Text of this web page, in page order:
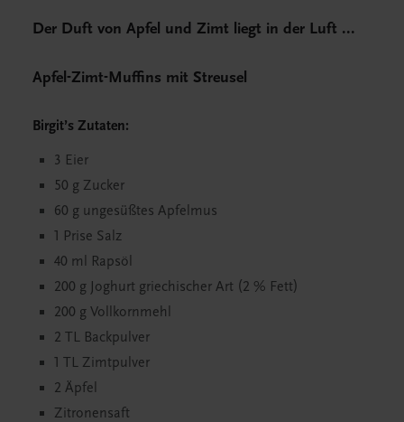
Der Duft von Apfel und Zimt liegt in der Luft ...
Apfel-Zimt-Muffins mit Streusel
Birgit’s Zutaten:
3 Eier
50 g Zucker
60 g ungesüßtes Apfelmus
1 Prise Salz
40 ml Rapsöl
200 g Joghurt griechischer Art (2 % Fett)
200 g Vollkornmehl
2 TL Backpulver
1 TL Zimtpulver
2 Äpfel
Zitronensaft